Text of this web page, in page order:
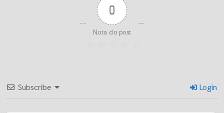
0
Nota do post
Subscribe Login